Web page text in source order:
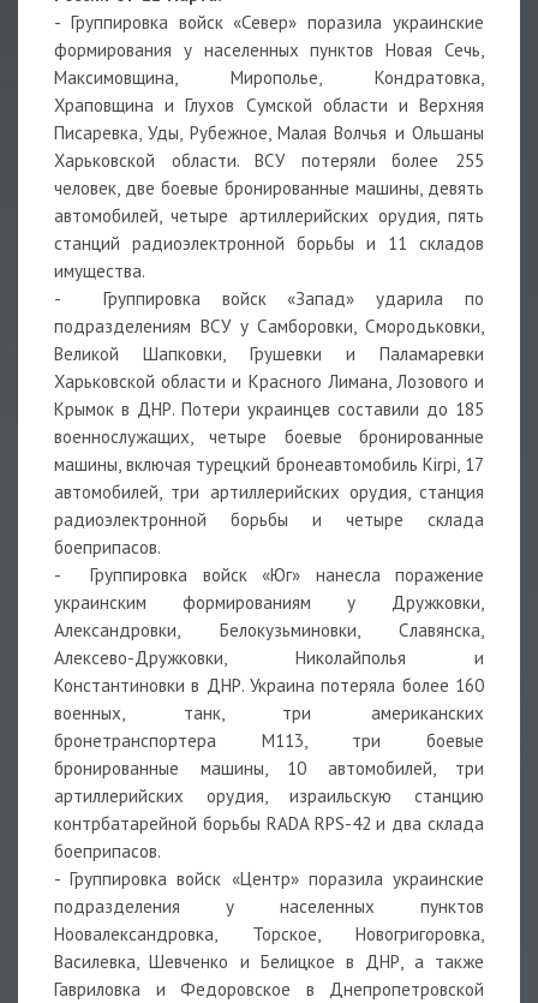
- Группировка войск «Север» поразила украинские
формирования у населенных пунктов Новая Сечь,
Максимовщина, Мирополье, Кондратовка,
Храповщина и Глухов Сумской области и Верхняя
Писаревка, Уды, Рубежное, Малая Волчья и Ольшаны
Харьковской области. ВСУ потеряли более 255
человек, две боевые бронированные машины, девять
автомобилей, четыре артиллерийских орудия, пять
станций радиоэлектронной борьбы и 11 складов
имущества.
- Группировка войск «Запад» ударила по
подразделениям ВСУ у Самборовки, Смородьковки,
Великой Шапковки, Грушевки и Паламаревки
Харьковской области и Красного Лимана, Лозового и
Крымок в ДНР. Потери украинцев составили до 185
военнослужащих, четыре боевые бронированные
машины, включая турецкий бронеавтомобиль Kirpi, 17
автомобилей, три артиллерийских орудия, станция
радиоэлектронной борьбы и четыре склада
боеприпасов.
- Группировка войск «Юг» нанесла поражение
украинским формированиям у Дружковки,
Александровки, Белокузьминовки, Славянска,
Алексево-Дружковки, Николайполья и
Константиновки в ДНР. Украина потеряла более 160
военных, танк, три американских
бронетранспортера М113, три боевые
бронированные машины, 10 автомобилей, три
артиллерийских орудия, израильскую станцию
контрбатарейной борьбы RADA RPS-42 и два склада
боеприпасов.
- Группировка войск «Центр» поразила украинские
подразделения у населенных пунктов
Ноовалександровка, Торское, Новогригоровка,
Василевка, Шевченко и Белицкое в ДНР, а также
Гавриловка и Федоровское в Днепропетровской